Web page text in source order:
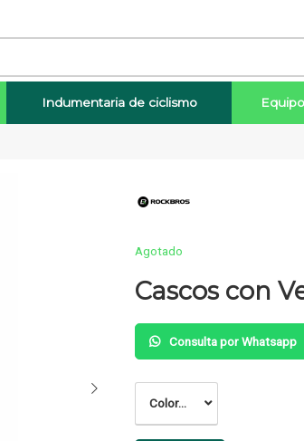
Indumentaria de ciclismo
Agotado
Cascos con
Consulta por Whatsapp
Color...
Enviar